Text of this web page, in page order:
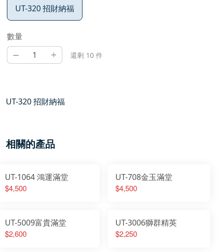
UT-320 招財納福
數量
– + 還剩 10 件
UT-320 招財納福
相關的產品
UT-1064 鴻運滿堂
$4,500
UT-708金玉滿堂
$4,500
UT-5009富貴滿堂
$2,600
UT-3006獅群精英
$2,250